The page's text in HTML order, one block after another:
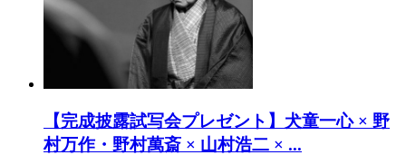
【完成披露試写会プレゼント】犬童一心 × 野
村万作・野村萬斎 × 山村浩二 × ...